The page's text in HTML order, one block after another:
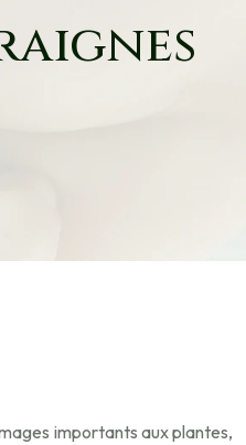
importants aux plantes,